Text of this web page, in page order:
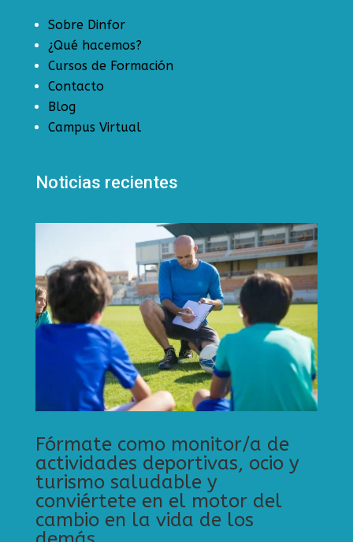
Sobre Dinfor
¿Qué hacemos?
Cursos de Formación
Contacto
Blog
Campus Virtual
Noticias recientes
Fórmate como monitor/a de
actividades deportivas, ocio y
turismo saludable y
conviértete en el motor del
cambio en la vida de los